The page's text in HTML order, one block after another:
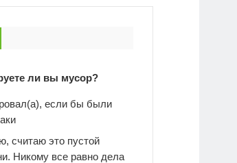
ли вы мусор?
если бы были
считаю это пустой
Никому все равно дела